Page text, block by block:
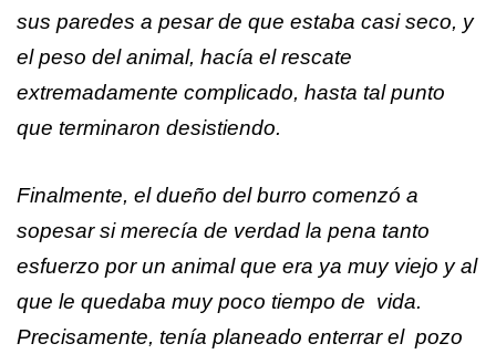
sus paredes a pesar de que estaba casi seco, y
el peso del animal, hacía el rescate
extremadamente complicado, hasta tal punto
que terminaron desistiendo.
Finalmente, el dueño del burro comenzó a
sopesar si merecía de verdad la pena tanto
esfuerzo por un animal que era ya muy viejo y al
que le quedaba muy poco tiempo de vida.
Precisamente, tenía planeado enterrar el pozo